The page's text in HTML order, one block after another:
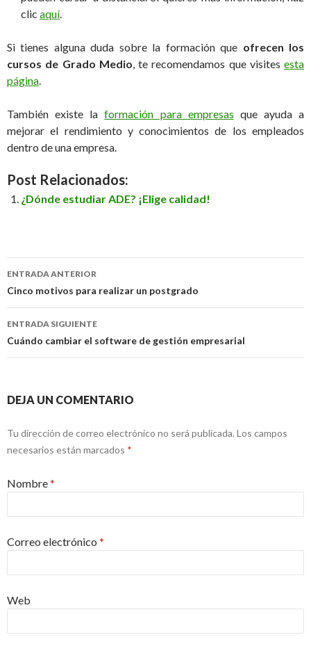
clic aquí.
Si tienes alguna duda sobre la formación que ofrecen los
cursos de Grado Medio, te recomendamos que visites esta
página.
También existe laformación para empresas que ayuda a
mejorar el rendimiento y conocimientos de los empleados
dentro de una empresa.
Post Relacionados:
¿Dónde estudiar ADE? ¡Elige calidad!
Ir a la entrada
ENTRADA ANTERIOR
Cinco motivos para realizar un postgrado
ENTRADA SIGUIENTE
Cuándo cambiar el software de gestión empresarial
DEJA UN COMENTARIO
Tu dirección de correo electrónico no será publicada. Los campos
necesarios están marcados *
Nombre*
Correo electrónico *
Web